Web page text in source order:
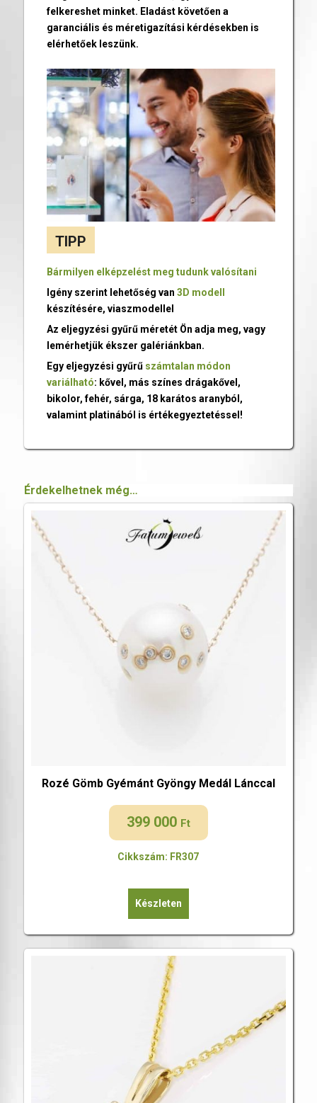
felkereshet minket. Eladást követően a
garanciális és méretigazítási kérdésekben is
elérhetőek leszünk.
TIPP
Bármilyen elképzelést meg tudunk valósítani
Igény szerint lehetőség van 3D modell
készítésére, viaszmodellel
Az eljegyzési gyűrű méretét Ön adja meg, vagy
lemérhetjük ékszer galériánkban.
Egy eljegyzési gyűrű számtalan módon
variálható: kővel, más színes drágakővel,
bikolor, fehér, sárga, 18 karátos aranyból,
valamint platinából is értékegyeztetéssel!
Érdekelhetnek még…
Rozé Gömb Gyémánt Gyöngy Medál Lánccal
399 000 Ft
Cikkszám: FR307
Készleten